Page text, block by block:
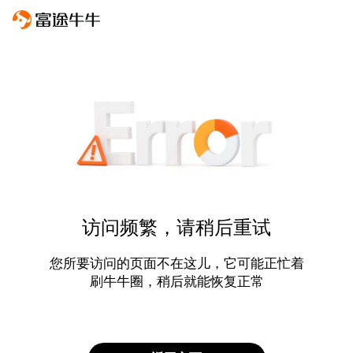
访问频繁，请稍后重试
您所要访问的页面不在这儿，它可能正忙着
刷牛牛圈，稍后就能恢复正常